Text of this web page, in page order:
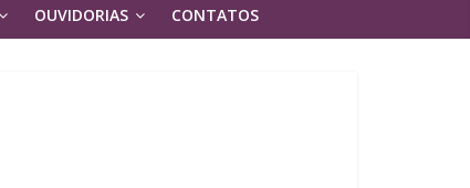
OUVIDORIAS CONTATOS